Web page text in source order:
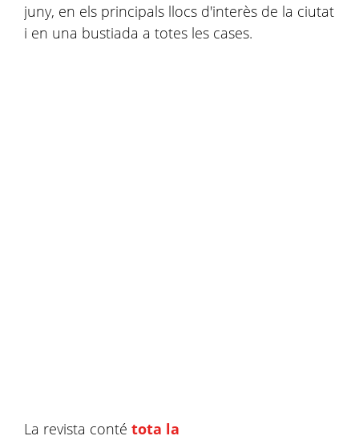
juny, en els principals llocs d'interès de la ciutat
i en una bustiada a totes les cases.
La revista conté tota la